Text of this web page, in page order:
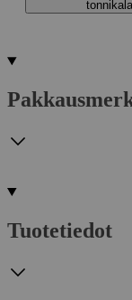
Tuotetiedot